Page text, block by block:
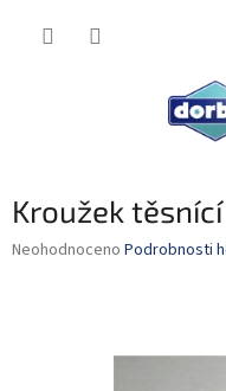
Kroužek
Průměrné
Neohodnoceno Podrobnosti